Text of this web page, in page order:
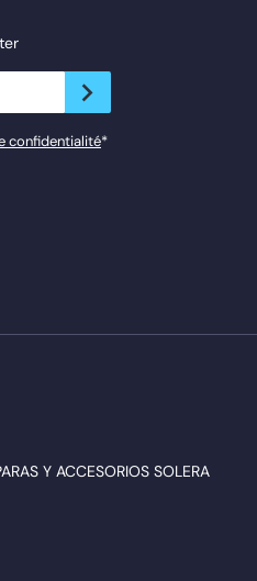
confidentialité*
Y ACCESORIOS SOLERA